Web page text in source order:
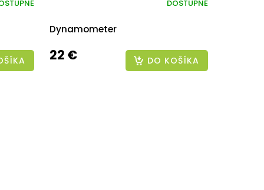
Dynamometer
DOSTUPNÉ
22 € DO KOŠÍKA